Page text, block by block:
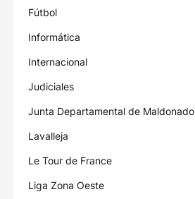
Fútbol
Informática
Internacional
Judiciales
Junta Departamental de Maldonado
Lavalleja
Le Tour de France
Liga Zona Oeste